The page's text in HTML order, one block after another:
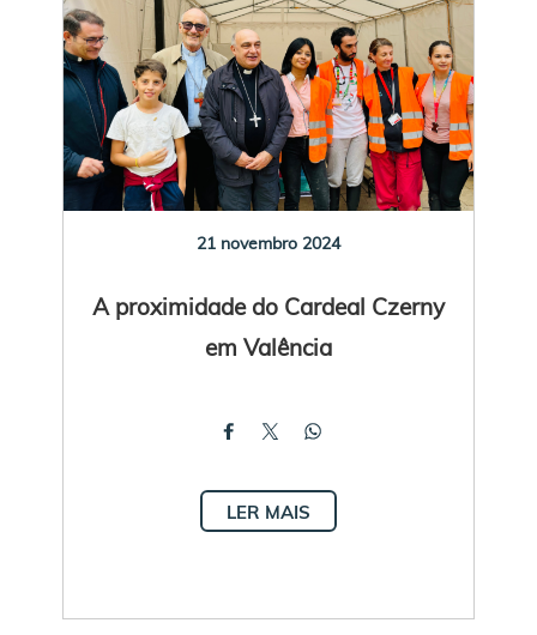
21 novembro 2024
A proximidade do Cardeal Czerny
em Valência
LER MAIS